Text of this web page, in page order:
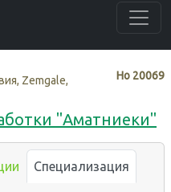
Нo 20069
Zemgale,
"Аматниеки"
Специализация